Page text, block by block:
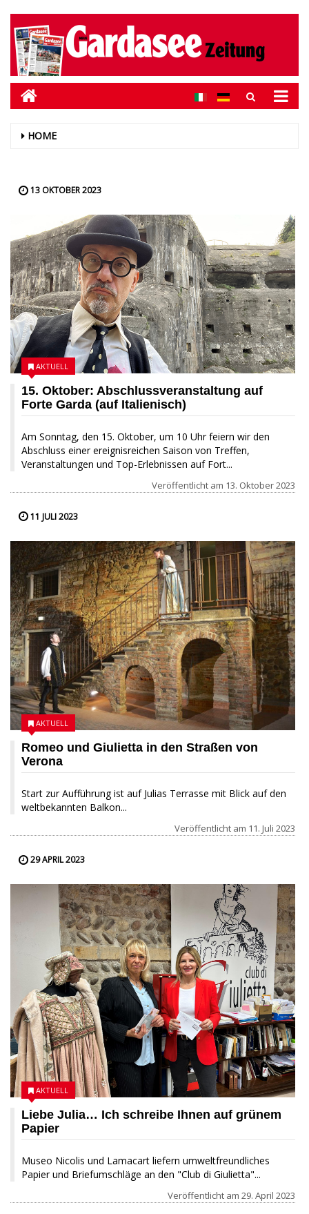
HOME
13 OKTOBER 2023
15. Oktober: Abschlussveranstaltung auf
Forte Garda (auf Italienisch)
Am Sonntag, den 15. Oktober, um 10 Uhr feiern wir den
Abschluss einer ereignisreichen Saison von Treffen,
Veranstaltungen und Top-Erlebnissen auf Fort...
AKTUELL
Veröffentlicht am 13. Oktober 2023
11 JULI 2023
Romeo und Giulietta in den Straßen von
Verona
Start zur Aufführung ist auf Julias Terrasse mit Blick auf den
weltbekannten Balkon...
AKTUELL
Veröffentlicht am 11. Juli 2023
29 APRIL 2023
Liebe Julia… Ich schreibe Ihnen auf grünem
Papier
Museo Nicolis und Lamacart liefern umweltfreundliches
Papier und Briefumschläge an den "Club di Giulietta"...
AKTUELL
Veröffentlicht am 29. April 2023